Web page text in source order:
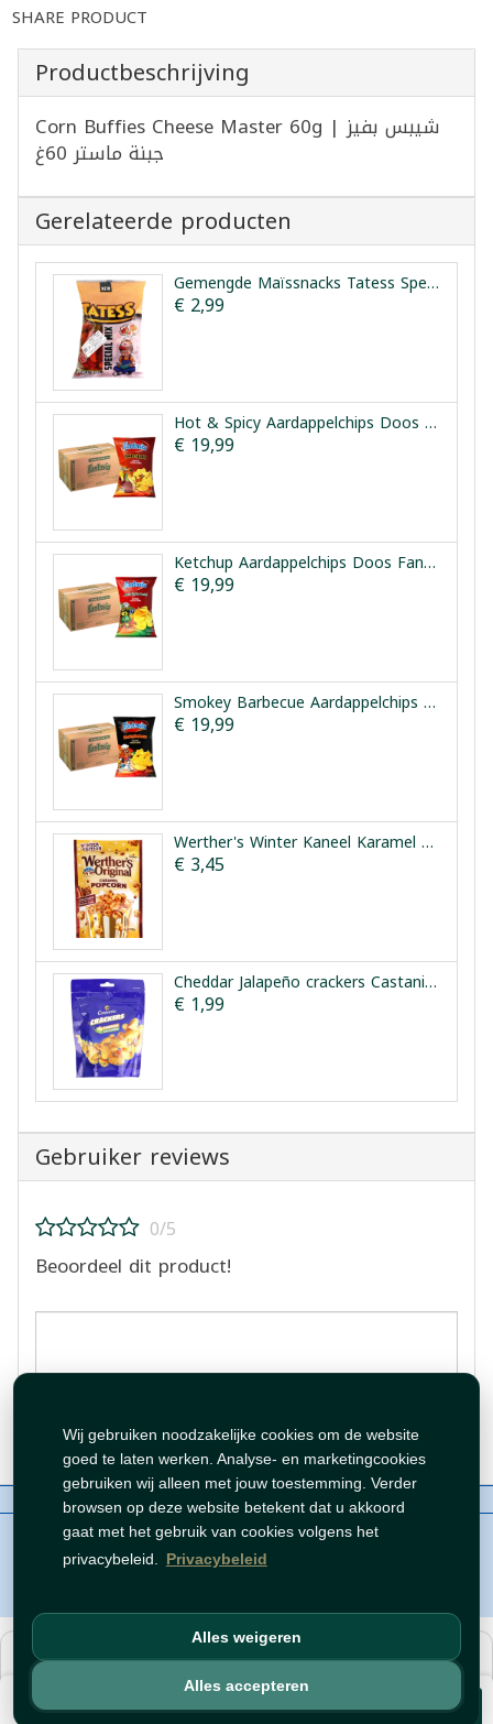
Wij gebruiken noodzakelijke cookies om de website
goed te laten werken. Analyse- en marketingcookies
gebruiken wij alleen met jouw toestemming. Verder
browsen op deze website betekent dat u akkoord
gaat met het gebruik van cookies volgens het
privacybeleid. Privacybeleid
Alles weigeren
Alles accepteren
€ 1,19 Voeg toe
SHARE PRODUCT
Productbeschrijving
Corn Buffies Cheese Master 60g | شيبس بفيز
جبنة ماستر 60غ
Gerelateerde producten
Gemengde Maïssnacks Tatess Special Mix 150 g
€ 2,99
Hot & Spicy Aardappelchips Doos Fantasia 12x90g
€ 19,99
Ketchup Aardappelchips Doos Fantasia 12x90g
€ 19,99
Smokey Barbecue Aardappelchips Doos Fantasia 12x90g
€ 19,99
Werther's Winter Kaneel Karamel Popcorn 140g
€ 3,45
Cheddar Jalapeño crackers Castania 100 g
€ 1,99
Gebruiker reviews
0/5
Beoordeel dit product!
Beoordeling plaatsen
Over ons Beleid
WhatsAppen
auteursrechten©Tawfeer 2018-2026
هذا متجر جملة. الأسعار وميزات الشراء متاحة فقط للحساباتالمسجّلة
والمفعّلة
سجّل دخولأوافتح حساب .